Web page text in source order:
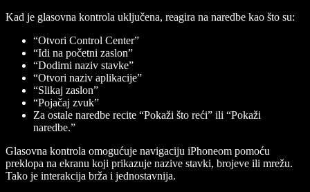
Kad je glasovna kontrola uključena, reagira na naredbe kao što su:
“Otvori Control Center”
“Idi na početni zaslon”
“Dodirni naziv stavke”
“Otvori naziv aplikacije”
“Slikaj zaslon”
“Pojačaj zvuk”
Za ostale naredbe recite “Pokaži što reći” ili “Pokaži
naredbe.”
Glasovna kontrola omogućuje navigaciju iPhoneom pomoću
preklopa na ekranu koji prikazuje nazive stavki, brojeve ili mrežu.
Tako je interakcija brža i jednostavnija.